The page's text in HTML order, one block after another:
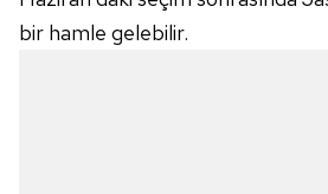
bir hamle gelebilir.